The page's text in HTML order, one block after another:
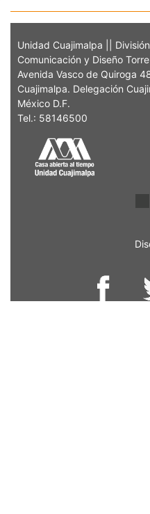
Unidad Cuajimalpa ||
Comunicación y Diseño
Avenida Vasco de Quiroga
Cuajimalpa. Delegación
México D.F.
Tel.: 58146500